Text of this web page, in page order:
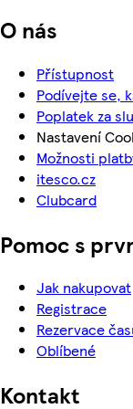
O nás
Přístupnost
Podívejte se,
Poplatek za
Nastavení
Možnosti
itesco.cz
Clubcard
Pomoc s
Jak nakupovat
Registrace
Rezervace
Oblíbené
Kontakt